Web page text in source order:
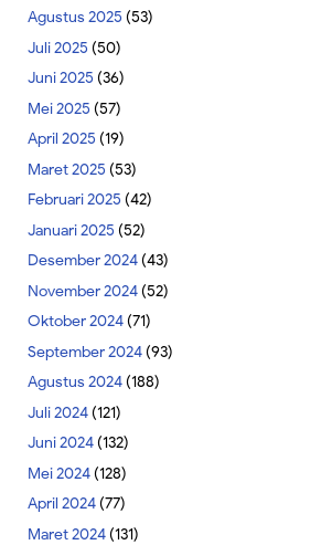
Agustus 2025 (53)
Juli 2025 (50)
Juni 2025 (36)
Mei 2025 (57)
April 2025 (19)
Maret 2025 (53)
Februari 2025 (42)
Januari 2025 (52)
Desember 2024(43)
November 2024(52)
Oktober 2024(71)
September 2024(93)
Agustus 2024(188)
Juli 2024(121)
Juni 2024(132)
Mei 2024(128)
April 2024(77)
Maret 2024(131)